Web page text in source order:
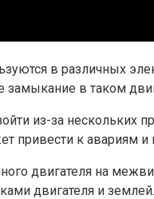
в различных
замыкание в таком
из-за нескольких
привести к авариям и
двигателя на
двигателя и